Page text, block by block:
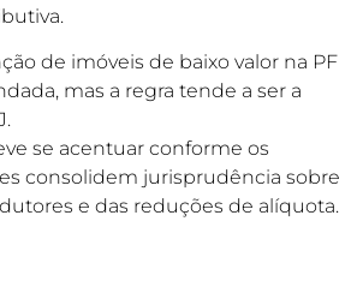
de imóveis de baixo valor na PF
mas a regra tende a ser a
se acentuar conforme os
consolidem jurisprudência sobre
e das reduções de alíquota.